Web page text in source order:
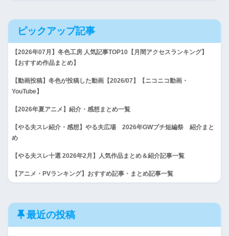
ピックアップ記事
【2026年07月】冬色工房 人気記事TOP10【月間アクセスランキング】
【おすすめ作品まとめ】
【動画投稿】冬色が投稿した動画【2026/07】【ニコニコ動画・
YouTube】
【2026年夏アニメ】紹介・感想まとめ一覧
【やる夫スレ紹介・感想】やる夫広場 2026年GWプチ短編祭 紹介まと
め
【やる夫スレ十選 2026年2月】人気作品まとめ＆紹介記事一覧
【アニメ・PVランキング】おすすめ記事・まとめ記事一覧
最近の投稿